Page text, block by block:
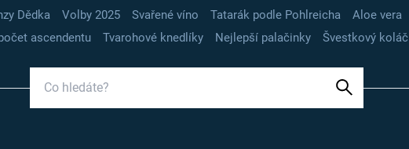
Dědka Volby 2025 Svařené víno Tatarák podle Pohlreicha Aloe vera
ascendentu
Tvarohové knedlíky Nejlepší palačinky Švestkový koláč